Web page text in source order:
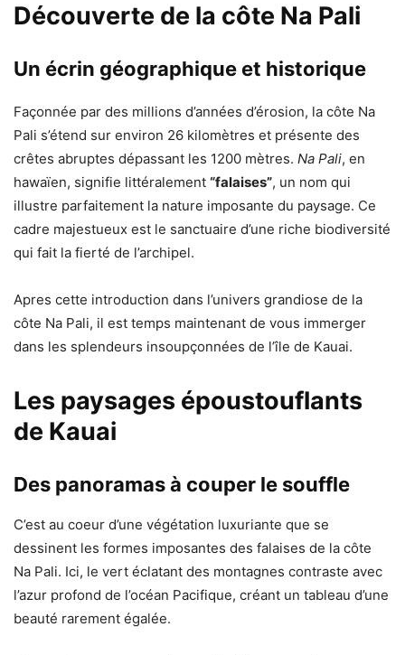
Découverte de la côte Na Pali
Un écrin géographique et historique
Façonnée par des millions d’années d’érosion, la côte Na
Pali s’étend sur environ 26 kilomètres et présente des
crêtes abruptes dépassant les 1200 mètres. Na Pali, en
hawaïen, signifie littéralement “falaises”, un nom qui
illustre parfaitement la nature imposante du paysage. Ce
cadre majestueux est le sanctuaire d’une riche biodiversité
qui fait la fierté de l’archipel.
Apres cette introduction dans l’univers grandiose de la
côte Na Pali, il est temps maintenant de vous immerger
dans les splendeurs insoupçonnées de l’île de Kauai.
Les paysages époustouflants
de Kauai
Des panoramas à couper le souffle
C’est au coeur d’une végétation luxuriante que se
dessinent les formes imposantes des falaises de la côte
Na Pali. Ici, le vert éclatant des montagnes contraste avec
l’azur profond de l’océan Pacifique, créant un tableau d’une
beauté rarement égalée.